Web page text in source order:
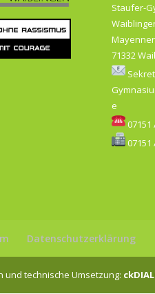
Staufer-
71332
e
07151
07151
Datenschutzerklärung
und technische Umsetzung: